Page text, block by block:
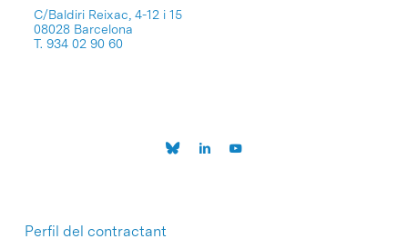
C/Baldiri Reixac, 4-12 i 15
08028 Barcelona
T. 934 02 90 60
Perfil del contractant